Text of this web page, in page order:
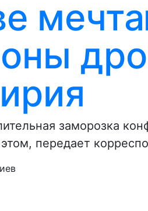
заморозка
передает